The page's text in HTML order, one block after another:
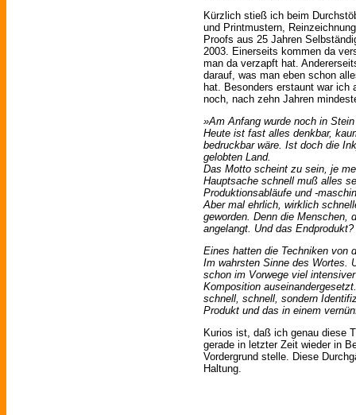
Kürzlich stieß ich beim
und Printmustern,
Proofs aus 25 Jahren
2003. Einerseits kommen da
man da verzapft hat.
darauf, was man eben schon
hat. Besonders erstaunt war ich
noch, nach zehn Jahren
»Am Anfang wurde noch in
Heute ist fast alles denkbar,
bedruckbar wäre. Ist doch die
gelobten Land.
Das Motto scheint zu sein, je
Hauptsache schnell muß alles
Produktionsabläufe und -
Aber mal ehrlich, wirklich
geworden. Denn die Menschen,
angelangt. Und das
Eines hatten die Techniken von
Im wahrsten Sinne des Wortes.
schon im Vorwege viel
Komposition
schnell, schnell, sondern
Produkt und das in einem
Kurios ist, daß ich genau diese
gerade in letzter Zeit wieder in
Vordergrund stelle. Diese
Haltung.